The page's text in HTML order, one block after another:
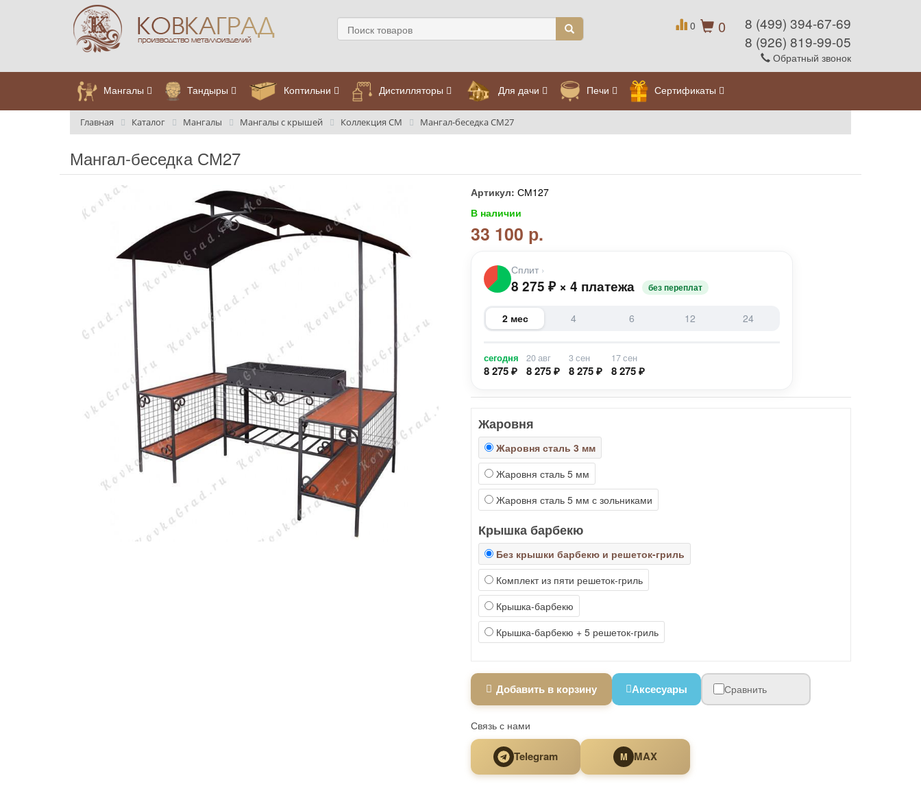
0
0
8 (499) 394-67-69
8 (926) 819-99-05
Обратный звонок
Мангалы Тандыры Коптильни Дистилляторы Для дачи Печи Сертификаты
Главная Каталог Мангалы Мангалы с крышей Коллекция СМ Мангал-беседка СМ27
Мангал-беседка СМ27
Артикул: СМ127
В наличии
33 100 р.
Сплит ›
8 275 ₽ × 4 платежа без переплат
2 мес 4 6 12 24
сегодня
8 275 ₽
20 авг
8 275 ₽
3 сен
8 275 ₽
17 сен
8 275 ₽
Жаровня
Жаровня сталь 3 мм
Жаровня сталь 5 мм
Жаровня сталь 5 мм с зольниками
Крышка барбекю
Без крышки барбекю и решеток-гриль
Комплект из пяти решеток-гриль
Крышка-барбекю
Крышка-барбекю + 5 решеток-гриль
Добавить в корзину Аксесуары Сравнить
Связь с нами
Telegram M MAX